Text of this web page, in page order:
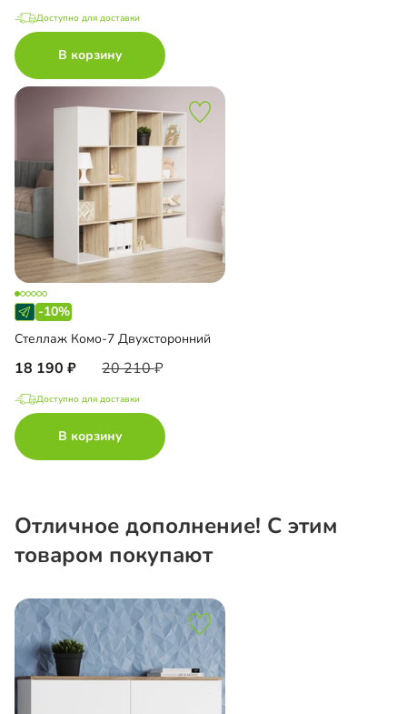
Доступно для доставки
В корзину
-10%
Стеллаж Комо-7 Двухсторонний
18 190 20 210
Доступно для доставки
В корзину
Отличное дополнение! С этим
товаром покупают